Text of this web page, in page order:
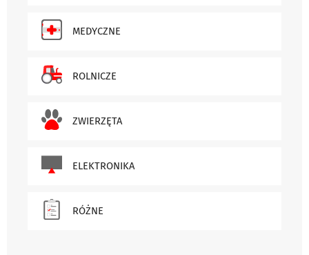
MEDYCZNE
ROLNICZE
ZWIERZĘTA
ELEKTRONIKA
RÓŻNE